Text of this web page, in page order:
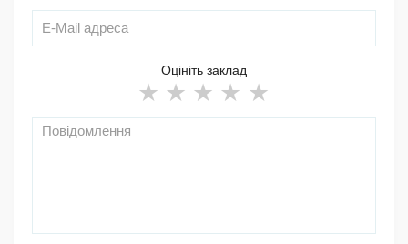
Оцініть заклад